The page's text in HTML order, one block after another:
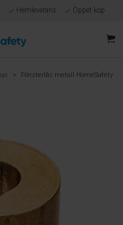
Hemleverans Öppet köp
>
Fönsterlås metall HomeSafety